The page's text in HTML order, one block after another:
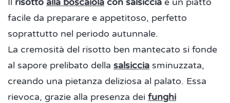
facile da preparare e appetitoso, perfetto
soprattutto nel periodo autunnale.
La cremosità del risotto ben mantecato si fonde
al sapore prelibato della salsiccia sminuzzata,
creando una pietanza deliziosa al palato. Essa
rievoca, grazie alla presenza dei funghi